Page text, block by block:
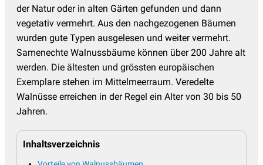
der Natur oder in alten Gärten gefunden und dann
vegetativ vermehrt. Aus den nachgezogenen Bäumen
wurden gute Typen ausgelesen und weiter vermehrt.
Samenechte Walnussbäume können über 200 Jahre alt
werden. Die ältesten und grössten europäischen
Exemplare stehen im Mittelmeerraum. Veredelte
Walnüsse erreichen in der Regel ein Alter von 30 bis 50
Jahren.
Inhaltsverzeichnis